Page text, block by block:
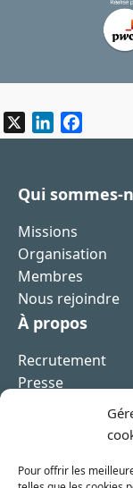
Pour offrir les
LinkedIn
Qui sommes-
Missions
Organisation
Membres
Nous rejoindre
À propos
Recrutement
Presse